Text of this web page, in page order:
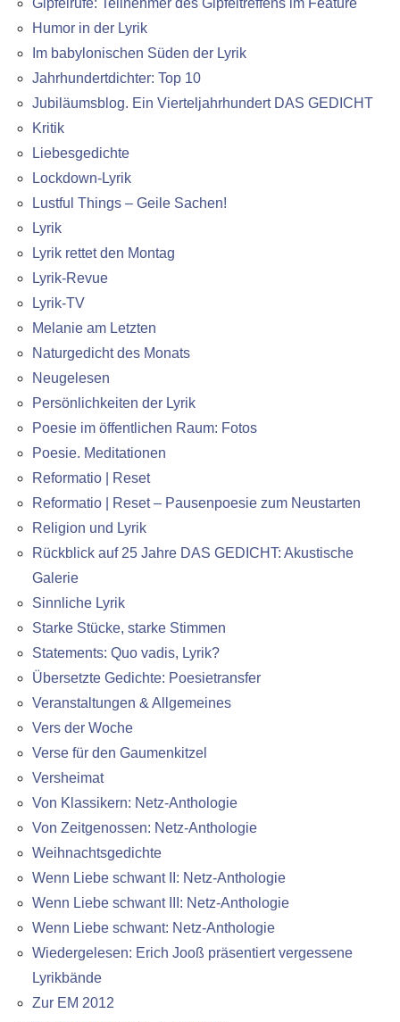
Humor in der Lyrik
Im babylonischen Süden der Lyrik
Jahrhundertdichter: Top 10
Jubiläumsblog. Ein Vierteljahrhundert DAS GEDICHT
Kritik
Liebesgedichte
Lockdown-Lyrik
Lustful Things – Geile Sachen!
Lyrik
Lyrik rettet den Montag
Lyrik-Revue
Lyrik-TV
Melanie am Letzten
Naturgedicht des Monats
Neugelesen
Persönlichkeiten der Lyrik
Poesie im öffentlichen Raum: Fotos
Poesie. Meditationen
Reformatio | Reset
Reformatio | Reset – Pausenpoesie zum Neustarten
Religion und Lyrik
Rückblick auf 25 Jahre DAS GEDICHT: Akustische
Galerie
Sinnliche Lyrik
Starke Stücke, starke Stimmen
Statements: Quo vadis, Lyrik?
Übersetzte Gedichte: Poesietransfer
Veranstaltungen & Allgemeines
Vers der Woche
Verse für den Gaumenkitzel
Versheimat
Von Klassikern: Netz-Anthologie
Von Zeitgenossen: Netz-Anthologie
Weihnachtsgedichte
Wenn Liebe schwant II: Netz-Anthologie
Wenn Liebe schwant III: Netz-Anthologie
Wenn Liebe schwant: Netz-Anthologie
Wiedergelesen: Erich Jooß präsentiert vergessene
Lyrikbände
Zur EM 2012